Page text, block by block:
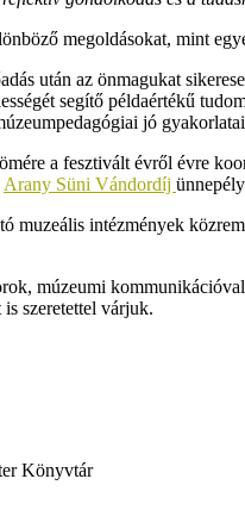
megoldásokat, mint
után az önmagukat
segítő példaértékű
jó
a fesztivált évről évre
Arany Süni Vándordíj
intézmények
múzeumi
szeretettel várjuk.
Könyvtár